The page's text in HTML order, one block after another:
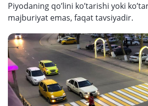
Piyodaning qo’lini ko’tarishi yoki
majburiyat emas, faqat tavsiyadir.